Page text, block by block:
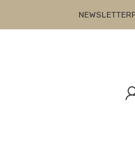
NEWSLETTER